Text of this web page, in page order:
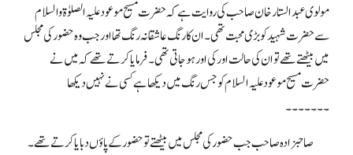
مولوی عبدالستارخان صاحب کی روایت ہے کہ حضرت مسیح موعود علیہ الصلوٰۃ والسلام
سے حضرت شہید کو بڑی محبت تھی ۔ ان کارنگ عاشقانہ رنگ تھا اورجب وہ حضور کی مجلس
میں بیٹھتے تھے تو ان کی حالت اور کی اور ہو جاتی تھی ۔ فرمایا کرتے تھے کہ میں نے
حضرت مسیح موعود علیہ السلام کو جس رنگ میں دیکھا ہے کسی نے نہیں دیکھا
۔۔۔۔۔۔۔
صاحبزادہ صاحب جب حضور کی مجلس میں بیٹھتے تو حضور کے پاؤں دبایاکرتے تھے ۔